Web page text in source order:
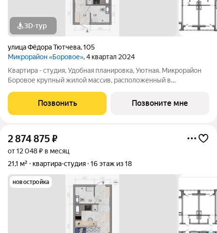
3D-тур
улица Фёдора Тютчева,105
Микрорайон «Боровое», 4 квартал 2024
Квартира - студия, Удобная планировка, Уютная. Микрорайон
Боровое крупный жилой массив, расположенный в
города Воронежа. Жилой комплекс располагает собственной
инфраструктурой и сервисами и
Позвонить Позвоните мне
2 874 875₽
от 12 048 ₽ в месяц
21,1 м²
квартира-студия 16 этаж из 18
новостройка